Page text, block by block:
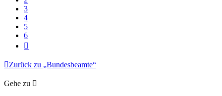
3
4
5
6
Zurück zu „Bundesbeamte“
Gehe zu